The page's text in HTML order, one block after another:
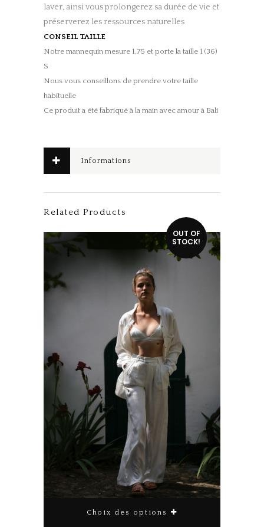
laver, ainsi vous prolongerez sa durée de vie et
préserverez les ressources naturelles
CONSEIL TAILLE
Notre mannequin mesure 1,75 et porte la taille 1 (36)
S
Nous vous conseillons de prendre votre taille
habituelle
Ce produit a été fabriqué à la main avec amour à Bali
Informations
Related Products
OUT OF
STOCK!
Choix des options
Ce produit a plusieurs variations. Les options peuvent être choisies sur la page du produit